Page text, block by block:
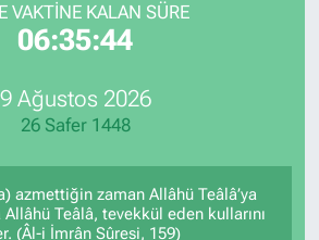
VAKTİNE KALAN SÜRE
06:35:44
9 Ağustos 2026
26 Safer 1448
azmettiğin zaman Allâhü Teâlâ’ya
Teâlâ, tevekkül eden kullarını
(Âl-i İmrân Sûresi, 159)
Durumu ve Fikstür